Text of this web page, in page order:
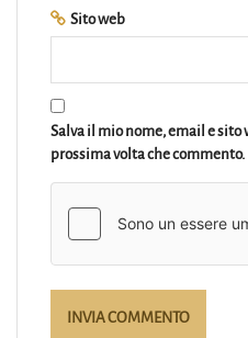
Sito web
Salva il mio nome, email e
prossima volta che commento.